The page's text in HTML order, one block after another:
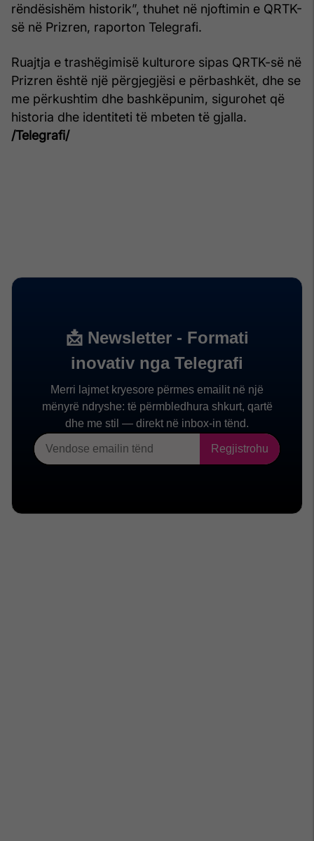
rëndësishëm historik”, thuhet në njoftimin e QRTK-
së në Prizren, raporton Telegrafi.
Ruajtja e trashëgimisë kulturore sipas QRTK-së në
Prizren është një përgjegjësi e përbashkët, dhe se
me përkushtim dhe bashkëpunim, sigurohet që
historia dhe identiteti të mbeten të gjalla.
/Telegrafi/